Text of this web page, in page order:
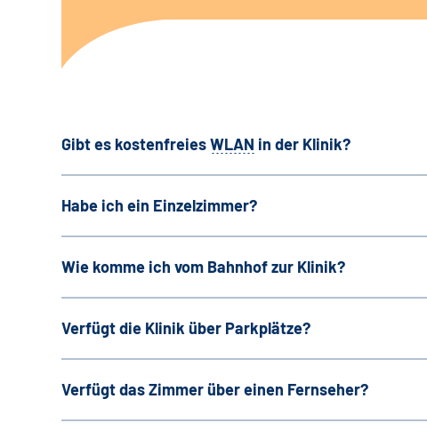
Gibt es kostenfreiesWLAN in der Klinik?
Habe ich ein Einzelzimmer?
Wie komme ich vom Bahnhof zur Klinik?
Verfügt die Klinik über Parkplätze?
Verfügt das Zimmer über einen Fernseher?